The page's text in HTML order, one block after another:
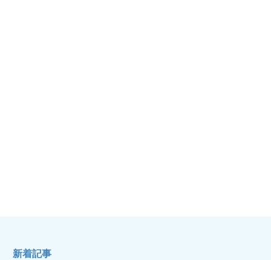
新着記事